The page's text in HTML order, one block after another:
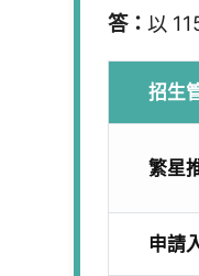
答： 以
招生
繁星
申請